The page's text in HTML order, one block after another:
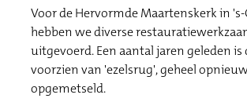
Voor de Hervormde Maartenskerk in
hebben we diverse
uitgevoerd. Een aantal jaren geleden
voorzien van 'ezelsrug', geheel
opgemetseld.